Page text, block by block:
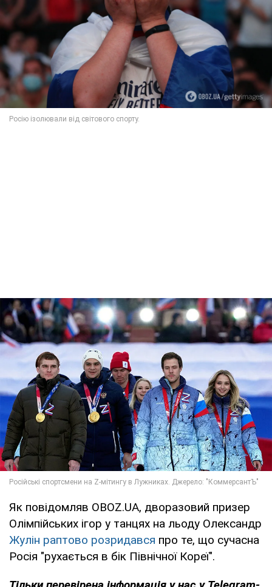
Як повідомляв OBOZ.UA, дворазовий призер
Олімпійських ігор у танцях на льоду Олександр
Жулін раптово розридався про те, що сучасна
Росія "рухається в бік Північної Кореї".